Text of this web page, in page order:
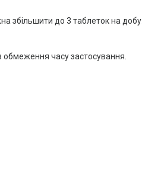
збільшити до 3 таблеток на добу.
обмеження часу застосування.